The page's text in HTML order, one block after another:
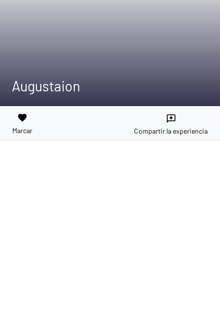
Augustaion
favorite
Marcar
reviews
Compartir la experiencia